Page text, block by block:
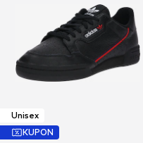
Unisex
KUPON